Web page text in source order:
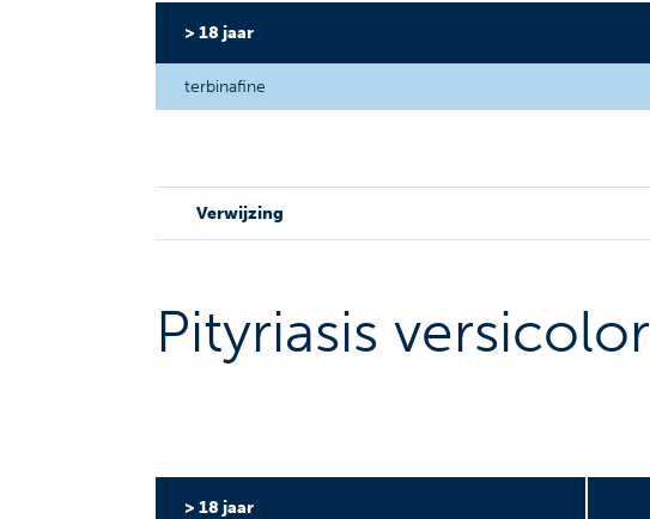
> 18 jaar
terbinafine
Verwijzing
Pityriasis versicolor
> 18 jaar